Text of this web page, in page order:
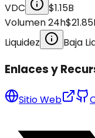
VDC
$1.15B
Volumen 24h
Liquidez
Baja
Enlaces y
Sitio Web